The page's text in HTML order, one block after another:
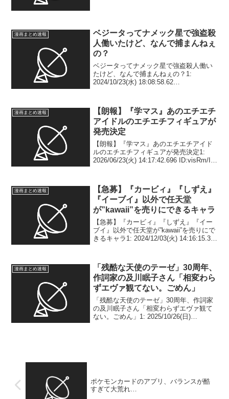
漫画まとめ速報
ベジータってナメック星で強盗殺
人働いたけど、なんで捕まんねぇ
の？
ベジータってナメック星で強盗殺人働い
たけど、なんで捕まんねぇの？1:
2024/10/23(水) 18:08:58.62
んか？死刑か無期懲役ならんのか？3...
漫画まとめ速報
【朗報】『学マス』あのエチエチ
アイドルのエチエチフィギュアが
発売決定
【朗報】『学マス』あのエチエチアイド
ルのエチエチフィギュアが発売決定1:
2026/06/23(火) 14:17:42.696 ID:visRm/I/V
漫画まとめ速報
【急募】『カービィ』『しずえ』
『イーブイ』以外で任天堂
が”kawaii”を売りにできるキャラ
【急募】『カービィ』『しずえ』『イー
ブイ』以外で任天堂が”kawaii”を売りにで
きるキャラ1: 2024/12/03(火) 14:16:15.34
様 ...
漫画まとめ速報
「残酷な天使のテーゼ」30周年、
作詞家の及川眠子さん「相変わら
ずエヴァ観てない。ごめん」
「残酷な天使のテーゼ」30周年、作詞家
の及川眠子さん「相変わらずエヴァ観て
ない。ごめん」1: 2025/10/26(日)
ポケモンカードのアプリ、バランスが酷
すぎて大荒れ…